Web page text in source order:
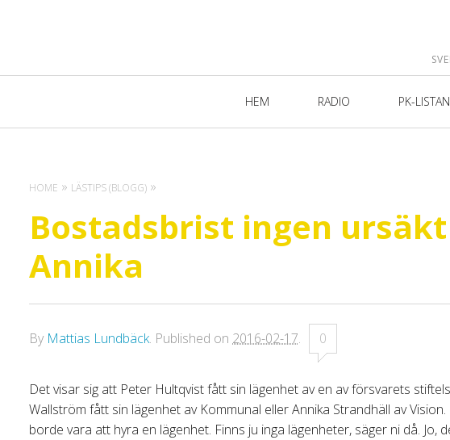
HEM RADIO PK-LISTAN
HOME LÄSTIPS (BLOGG)
Bostadsbrist ingen
Annika
By Mattias Lundbäck. Published on 2016-02-17. 0
Det visar sig att Peter Hultqvist fått sin lägenhet av en av försvarets
Wallström fått sin lägenhet av Kommunal eller Annika Strandhäll av
borde vara att hyra en lägenhet. Finns ju inga lägenheter, säger ni då.